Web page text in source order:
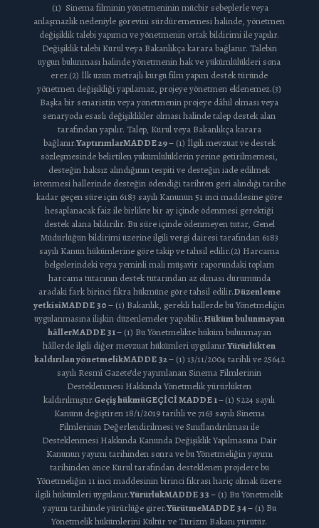
(1) Sinema filminin yönetmeninin mücbir sebeplerle veya
anlaşmazlık nedeniyle görevini sürdürememesi halinde, yönetmen
değişiklik talebi yapımcı ve yönetmenin ortak bildirimi ile yapılır.
Değişiklik talebi Kurul veya Bakanlıkça karara bağlanır. Talebin
uygun bulunması halinde yönetmenin hak ve yükümlülükleri sona
erer.(2) İlk uzun metrajlı kurgu film yapım destek türünde
yönetmen değişikliği yapılamaz, projeye yönetmen eklenemez.(3)
Başka bir senaristin veya yönetmenin projeye dâhil olması veya
senaryoda esaslı değişiklikler olması halinde talep destek alan
tarafından yapılır. Talep, Kurul veya Bakanlıkça karara
bağlanır.YaptırımlarMADDE 29 –(1) İlgili mevzuat ve destek
sözleşmesinde belirtilen yükümlülüklerin yerine getirilmemesi,
desteğin haksız alındığının tespiti ve desteğin iade edilmek
istenmesi hallerinde desteğin ödendiği tarihten geri alındığı tarihe
kadar geçen süre için 6183 sayılı Kanunun 51 inci maddesine göre
hesaplanacak faiz ile birlikte bir ay içinde ödenmesi gerektiği
destek alana bildirilir. Bu süre içinde ödenmeyen tutar, Genel
Müdürlüğün bildirimi üzerine ilgili vergi dairesi tarafından 6183
sayılı Kanun hükümlerine göre takip ve tahsil edilir.(2) Harcama
belgelerindeki veya yeminli mali müşavir raporundaki toplam
harcama tutarının destek tutarından az olması durumunda
aradaki fark birinci fıkra hükmüne göre tahsil edilir.Düzenleme
yetkisiMADDE 30 – (1) Bakanlık, gerekli hallerde bu Yönetmeliğin
uygulanmasına ilişkin düzenlemeler yapabilir.Hüküm bulunmayan
hâllerMADDE 31 –(1) Bu Yönetmelikte hüküm bulunmayan
hâllerde ilgili diğer mevzuat hükümleri uygulanır.Yürürlükten
kaldırılan yönetmelikMADDE 32 –(1) 13/11/2004 tarihli ve 25642
sayılı Resmî Gazete’de yayımlanan Sinema Filmlerinin
Desteklenmesi Hakkında Yönetmelik yürürlükten
kaldırılmıştır.Geçiş hükmüGEÇİCİ MADDE 1 –(1) 5224 sayılı
Kanunu değiştiren 18/1/2019 tarihli ve 7163 sayılı Sinema
Filmlerinin Değerlendirilmesi ve Sınıflandırılması ile
Desteklenmesi Hakkında Kanunda Değişiklik Yapılmasına Dair
Kanunun yayımı tarihinden sonra ve bu Yönetmeliğin yayımı
tarihinden önce Kurul tarafından desteklenen projelere bu
Yönetmeliğin 11 inci maddesinin birinci fıkrası hariç olmak üzere
ilgili hükümleri uygulanır.YürürlükMADDE 33 – (1) Bu Yönetmelik
yayımı tarihinde yürürlüğe girer.YürütmeMADDE 34 –(1) Bu
Yönetmelik hükümlerini Kültür ve Turizm Bakanı yürütür.